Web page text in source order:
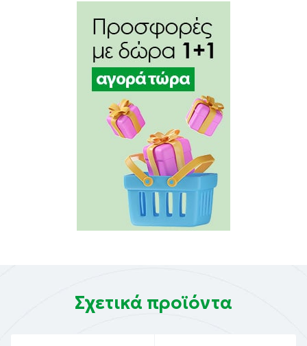
Σχετικά προϊόντα